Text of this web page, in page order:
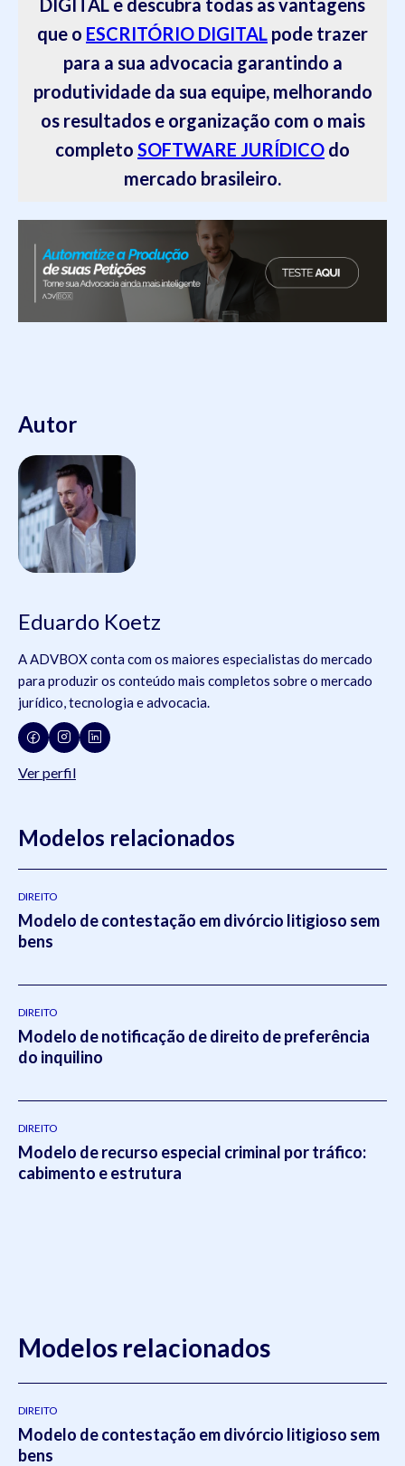
DIGITAL e descubra todas as vantagens
que o ESCRITÓRIO DIGITAL pode trazer
para a sua advocacia garantindo a
produtividade da sua equipe, melhorando
os resultados e organização com o mais
completo SOFTWARE JURÍDICO do
mercado brasileiro.
Autor
Eduardo Koetz
A ADVBOX conta com os maiores especialistas do mercado
para produzir os conteúdo mais completos sobre o mercado
jurídico, tecnologia e advocacia.
Ver perfil
Modelos relacionados
DIREITO
Modelo de contestação em divórcio litigioso sem
bens
DIREITO
Modelo de notificação de direito de preferência
do inquilino
DIREITO
Modelo de recurso especial criminal por tráfico:
cabimento e estrutura
Modelos relacionados
DIREITO
Modelo de contestação em divórcio litigioso sem
bens